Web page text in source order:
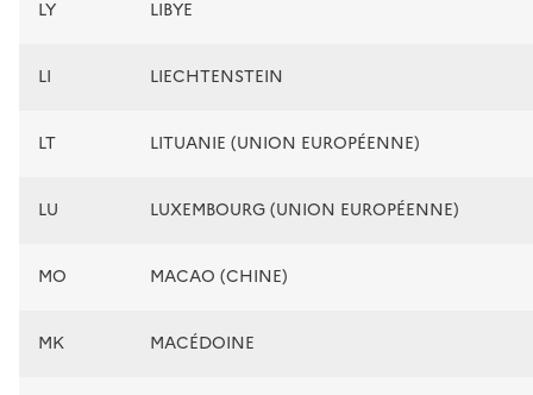
LY LIBYE
LI LIECHTENSTEIN
LT LITUANIE (UNION EUROPÉENNE)
LU LUXEMBOURG (UNION EUROPÉENNE)
MO MACAO (CHINE)
MK MACÉDOINE